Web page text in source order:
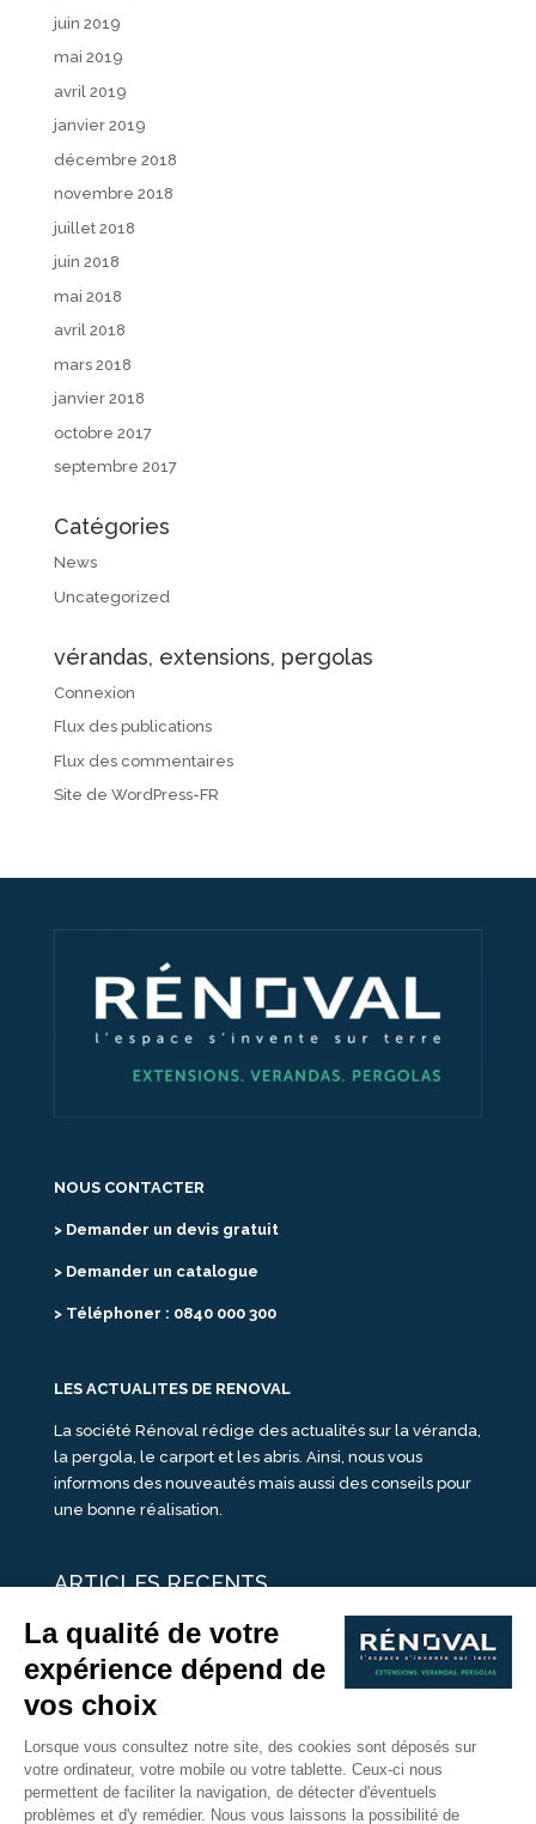
juin 2019
mai 2019
avril 2019
janvier 2019
décembre 2018
novembre 2018
juillet 2018
juin 2018
mai 2018
avril 2018
mars 2018
janvier 2018
octobre 2017
septembre 2017
Catégories
News
Uncategorized
vérandas, extensions, pergolas
Connexion
Flux des publications
Flux des commentaires
Site de WordPress-FR
NOUS CONTACTER
> Demander un devis gratuit
> Demander un catalogue
> Téléphoner : 0840 000 300
LES ACTUALITES DE RENOVAL
La société Rénoval rédige des actualités sur la véranda,
la pergola, le carport et les abris. Ainsi, nous vous
informons des nouveautés mais aussi des conseils pour
une bonne réalisation.
ARTICLES RECENTS
25 idées de vérandas design
Un été pour une véranda
Portes Ouvertes Véranda Extension Suisse | 26-27 Juin
portes ouvertes véranda sur mesure